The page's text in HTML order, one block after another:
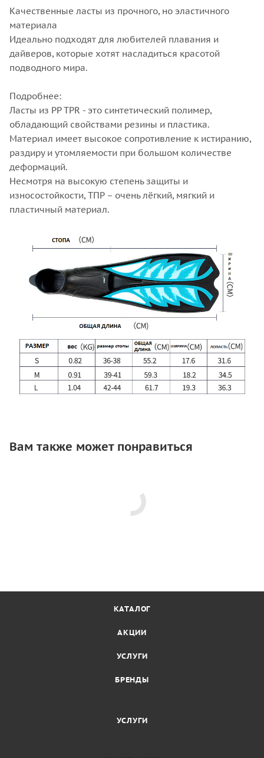
Качественные ласты из прочного, но эластичного
материала
Идеально подходят для любителей плавания и
дайверов, которые хотят насладиться красотой
подводного мира.
Подробнее:
Ласты из PP TPR - это синтетический полимер,
обладающий свойствами резины и пластика.
Материал имеет высокое сопротивление к истиранию,
раздиру и утомляемости при большом количестве
деформаций.
Несмотря на высокую степень защиты и
износостойкости, ТПР – очень лёгкий, мягкий и
пластичный материал.
Вам также может понравиться
КАТАЛОГ
АКЦИИ
УСЛУГИ
БРЕНДЫ
УСЛУГИ